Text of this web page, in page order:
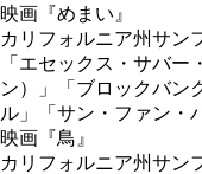
映画『めまい』
カリフォルニア州サン
「エセックス・サバ
ン）」「ブロックバン
ル」「サン・ファン・
映画『鳥』
カリフォルニア州サン